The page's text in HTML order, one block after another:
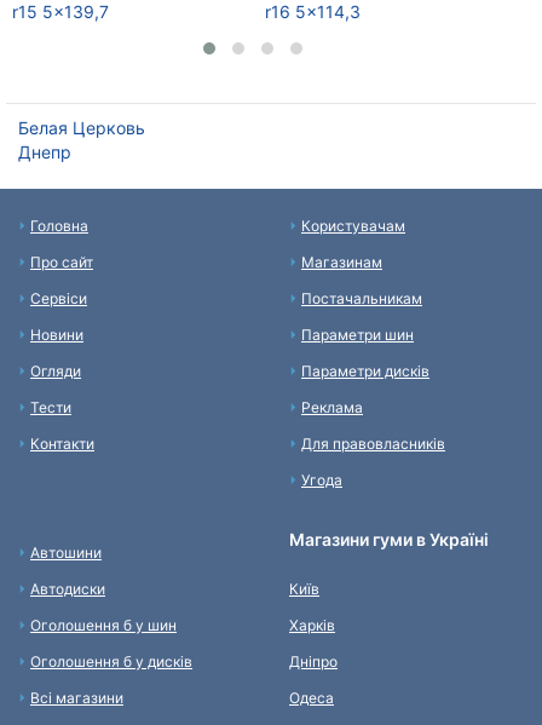
r15 5x139,7
r16 5x114,3
Белая Церковь
Днепр
Головна
Про сайт
Сервіси
Новини
Огляди
Тести
Контакти
Користувачам
Магазинам
Постачальникам
Параметри шин
Параметри дисків
Реклама
Для правовласників
Угода
Автошини
Автодиски
Оголошення б у шин
Оголошення б у дисків
Всі магазини
Магазини гуми в Україні
Київ
Харків
Дніпро
Одеса